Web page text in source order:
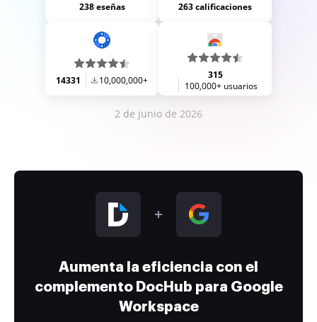
238 eseñas 263 calificaciones
14331 10,000,000+
315
100,000+ usuarios
2 de junio de 2026
Aumenta la eficiencia con el
complemento DocHub para Google
Workspace